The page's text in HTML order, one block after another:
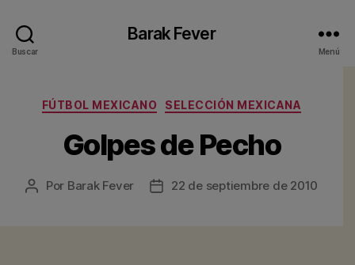
Buscar
Barak Fever
Menú
Categorías
FÚTBOL MEXICANO SELECCIÓN MEXICANA
Golpes de Pecho
Autor
Por Barak Fever
Fecha22 de septiembre de 2010